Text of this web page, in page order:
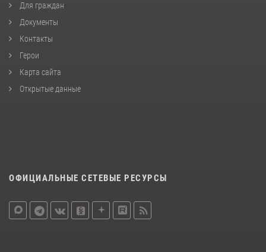
Для граждан
Документы
Контакты
Герои
Карта сайта
Открытые данные
ОФИЦИАЛЬНЫЕ СЕТЕВЫЕ РЕСУРСЫ